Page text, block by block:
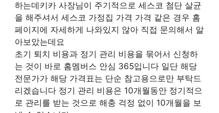
하는데키카 사장님이 주기적으로 세스코 첨단 살균
을 해주셔서 세스코 가정집 가격 가격 같은 경우 홈
페이지에 자세하게 나와있지 않아 직접 문의해서 알
아보았는데요
초기 퇴치 비용과 정기 관리 비용을 묶어서 신청하
는 것이 바로 홈멤버스 안심 365입니다 일단 해당
전문가가 해당 가격표는 단순 참고용으로만 부탁드
리겠습니다 정기 관리 비용은 10개월동안 정기적으
로 관리를 받는 것으로 해충 걱정 없이 10개월을 보